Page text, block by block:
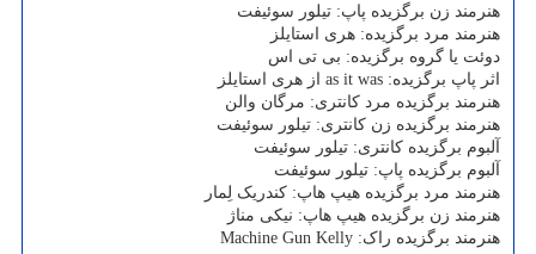
هنرمند زن برگزیده پاپ: تیلور سوئیفت
هنرمند مرد برگزیده: هری استایلز
دوئت یا گروه برگزیده: بی تی اس
اثر پاپ برگزیده: as it was از هری استایلز
هنرمند برگزیده مرد کانتری: مرگان والن
هنرمند برگزیده زن کانتری: تیلور سوئیفت
آلبوم برگزیده کانتری: تیلور سوئیفت
آلبوم برگزیده پاپ: تیلور سوئیفت
هنرمند مرد برگزیده هیپ هاپ: کندریک لِمار
هنرمند زن برگزیده هیپ هاپ: نیکی مناژ
هنرمند برگزیده راک: Machine Gun Kelly